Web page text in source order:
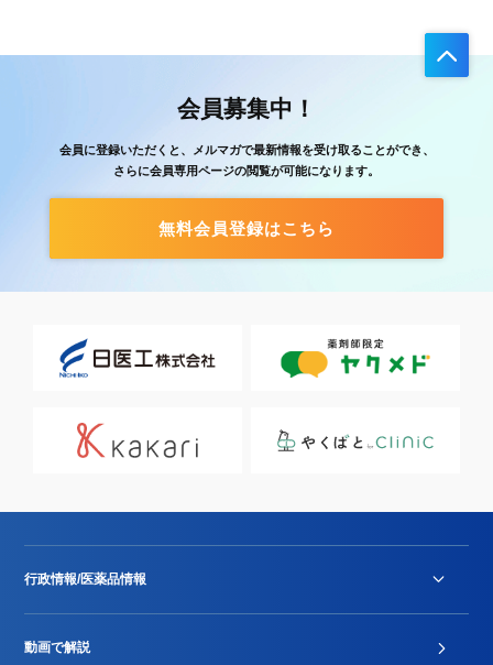
会員募集中！
会員に登録いただくと、メルマガで最新情報を受け取ることができ、
さらに会員専用ページの閲覧が可能になります。
無料会員登録はこちら
行政情報/医薬品情報
動画で解説